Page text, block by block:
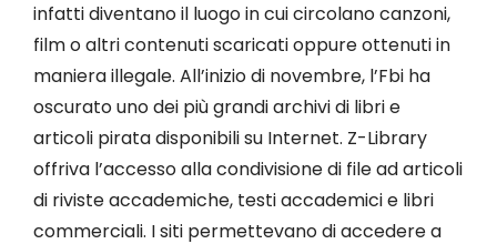
infatti diventano il luogo in cui circolano canzoni,
film o altri contenuti scaricati oppure ottenuti in
maniera illegale. All’inizio di novembre, l’Fbi ha
oscurato uno dei più grandi archivi di libri e
articoli pirata disponibili su Internet. Z-Library
offriva l’accesso alla condivisione di file ad articoli
di riviste accademiche, testi accademici e libri
commerciali. I siti permettevano di accedere a